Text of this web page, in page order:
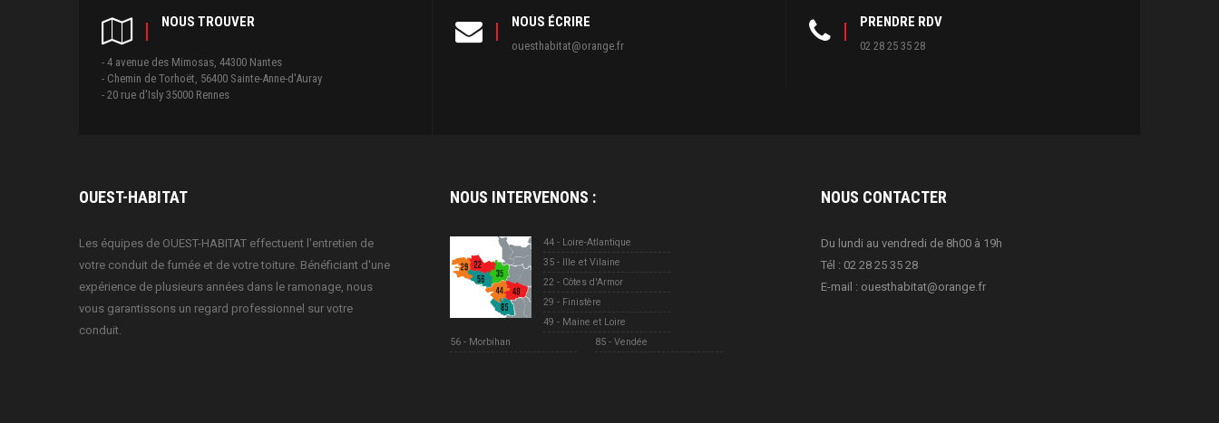
NOUS TROUVER
- 4 avenue des Mimosas, 44300 Nantes
- Chemin de Torhoët, 56400 Sainte-Anne-d'Auray
- 20 rue d'Isly 35000 Rennes
NOUS ÉCRIRE
ouesthabitat@orange.fr
PRENDRE RDV
02 28 25 35 28
OUEST-HABITAT
Les équipes de OUEST-HABITAT effectuent l'entretien de
votre conduit de fumée et de votre toiture. Bénéficiant d'une
expérience de plusieurs années dans le ramonage, nous
vous garantissons un regard professionnel sur votre
conduit.
NOUS INTERVENONS :
44 - Loire-Atlantique
35 - Ille et Vilaine
22 - Côtes d'Armor
29 - Finistère
49 - Maine et Loire
56 - Morbihan
85 - Vendée
NOUS CONTACTER
Du lundi au vendredi de 8h00 à 19h
Tél : 02 28 25 35 28
E-mail : ouesthabitat@orange.fr